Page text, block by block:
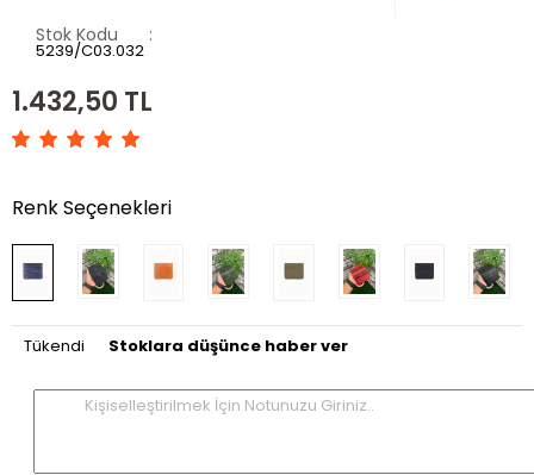
Stok Kodu
5239/C03.032
1.432,50 TL
Renk Seçenekleri
Tükendi Stoklara düşünce haber ver
Kişiselleştirilmek İçin Notunuzu Giriniz..